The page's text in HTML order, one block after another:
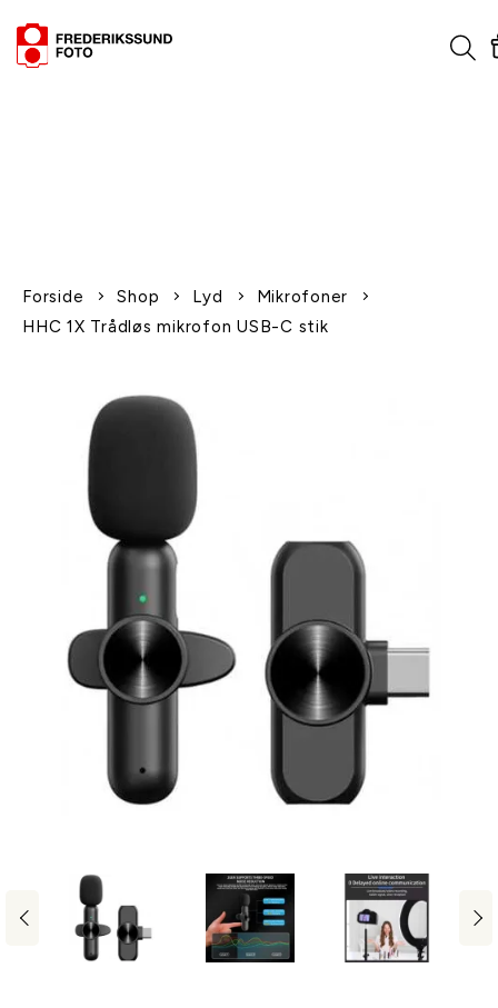
Forside Shop Lyd
Mikrofoner
HHC 1X Trådløs mikrofon USB-C stik